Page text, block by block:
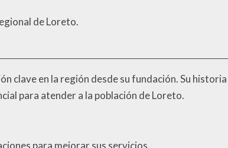
de Loreto.
clave en la región desde su fundación. Su
para atender a la población de Loreto.
para mejorar sus servicios.